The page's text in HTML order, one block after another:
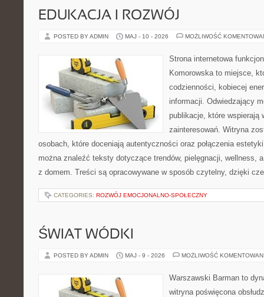
EDUKACJA I ROZWÓJ
POSTED BY ADMIN MAJ - 10 - 2026 MOŻLIWOŚĆ
Strona internetowa
Komorowska to miejsce,
codzienności, kobiecej
informacji. Odwiedzający
publikacje, które wspierają
zainteresowań. Witryna
osobach, które doceniają autentyczności oraz połączenia
można znaleźć teksty dotyczące trendów, pielęgnacji, wellness,
z domem. Treści są opracowywane w sposób czytelny, dzięki
CATEGORIES: ROZWÓJ EMOCJONALNO-SPOŁECZNY
ŚWIAT WÓDKI
POSTED BY ADMIN MAJ - 9 - 2026 MOŻLIWOŚĆ
Warszawski Barman to
witryna poświęcona